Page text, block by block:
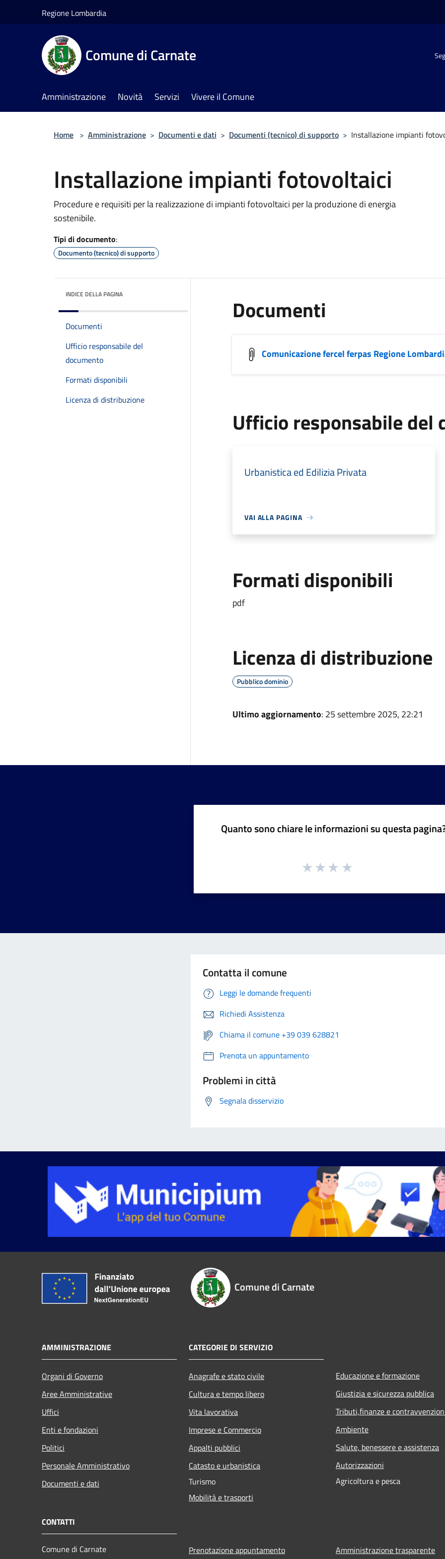
Regione Lombardia
Comune di Carnate
Amministrazione Novità Servizi Vivere il Comune
Home > Amministrazione > Documenti e dati > Documenti (tecnico) di supporto > Installazione impianti
Installazione impianti fotovoltaici
Procedure e requisiti per la realizzazione di impianti fotovoltaici per la produzione di energia
sostenibile.
Tipi di documento:
Documento (tecnico) di supporto
INDICE DELLA PAGINA
Documenti
Ufficio responsabile del
documento
Formati disponibili
Licenza di distribuzione
Documenti
Comunicazione fercel ferpas Regione
Ufficio responsabile del
Urbanistica ed Edilizia Privata
VAI ALLA PAGINA
Formati disponibili
pdf
Licenza di distribuzione
Pubblico dominio
Ultimo aggiornamento: 25 settembre 2025, 22:21
Quanto sono chiare le informazioni su questa
Contatta il comune
Leggi le domande frequenti
Richiedi Assistenza
Chiama il comune +39 039 628821
Prenota un appuntamento
Problemi in città
Segnala disservizio
Comune di Carnate
AMMINISTRAZIONE
Organi di Governo
Aree Amministrative
Uffici
Enti e fondazioni
Politici
Personale Amministrativo
Documenti e dati
CATEGORIE DI SERVIZIO
Anagrafe e stato civile
Cultura e tempo libero
Vita lavorativa
Imprese e Commercio
Appalti pubblici
Catasto e urbanistica
Turismo
Mobilità e trasporti
Educazione e formazione
Giustizia e sicurezza pubblica
Tributi,finanze e
Ambiente
Salute, benessere e assistenza
Autorizzazioni
Agricoltura e pesca
CONTATTI
Comune di Carnate
Prenotazione appuntamento Amministrazione trasparente